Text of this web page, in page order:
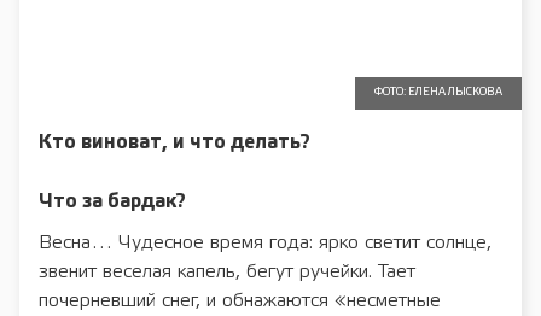
ФОТО: ЕЛЕНА ЛЫСКОВА
Кто виноват, и что делать?
Что за бардак?
Весна… Чудесное время года: ярко светит солнце,
звенит веселая капель, бегут ручейки. Тает
почерневший снег, и обнажаются «несметные